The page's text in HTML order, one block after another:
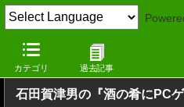
カテゴリ 過去記事
窓の杜 エンタメ ゲーム
石田賀津男の『酒の肴にPCゲ